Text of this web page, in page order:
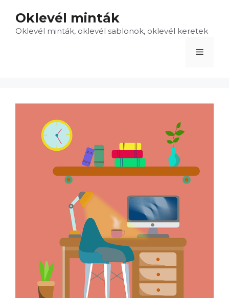
tartalomba
Oklevél minták
Oklevél minták, oklevél sablonok, oklevél keretek
Menü